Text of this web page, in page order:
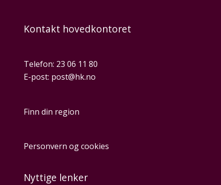
Kontakt hovedkontoret
Telefon: 23 06 11 80
E-post: post@hk.no
Finn din region
Personvern og cookies
Nyttige lenker